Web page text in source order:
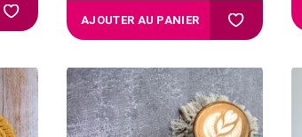
Ajouter à la liste d'achats
AJOUTER AU PANIER Ajouter à